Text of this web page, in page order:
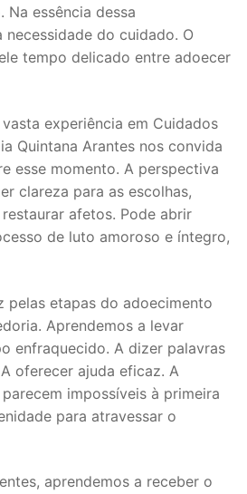
Na essência dessa
do cuidado. O
tempo delicado entre adoecer
experiência em Cuidados
Quintana Arantes nos convida
esse momento. A perspectiva
clareza para as escolhas,
afetos. Pode abrir
de luto amoroso e íntegro,
pelas etapas do adoecimento
Aprendemos a levar
enfraquecido. A dizer palavras
oferecer ajuda eficaz. A
impossíveis à primeira
para atravessar o
aprendemos a receber o